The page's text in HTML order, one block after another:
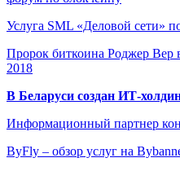
Услуга SML «Деловой сети»
Пророк биткоина Роджер Вер
2018
В Беларуси создан ИТ-
Информационный партнер
ByFly – обзор услуг на